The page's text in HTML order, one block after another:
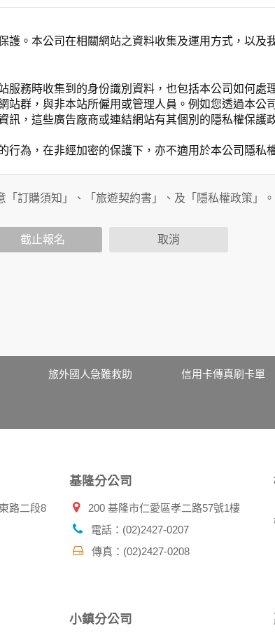
。本公司在相關網站之資料收集及運用方式，以及
服務時收集到的身份識別資料，也包括本公司如何處
站群，與非本站所僱用或管理人員。例如您透過本公
訊，這些廣告廠商或連結網站有其個別的隱私權保護
為，在非經加密的保護下，亦不適用於本公司隱私
關個人的資料，其範圍如下：
線設備的 IP 位址、使用時間、使用的瀏覽器、瀏覽及
產生的相關記錄，包括您使用連線設備的 IP 位址、
者瀏覽器在本網站內部所瀏覽的網頁，除非您願意
料或電子郵件給您。本公司除了在該資料或電子郵件
別資料：
違反本公司旗下網站的會員條款或產品、服務的特定
帳號資料。若您有相關法律上問題需查閱他人資料
！
讀取您的個人資料。
「訂購須知」、「旅遊契約書」、及「隱私權政策」。
截止報名 取消
旅外國人急難救助 信用卡傳真刷卡單
路二段8
基隆分公司
200 基隆市仁愛區孝二路57號1樓
電話：(02)2427-0207
傳真：(02)2427-0208
小鎮分公司